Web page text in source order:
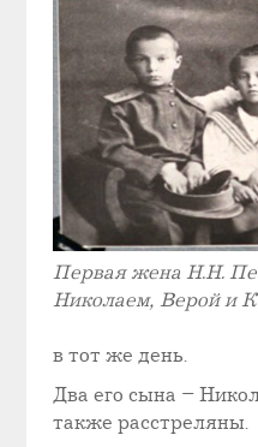
Первая жена Н.Н.
Николаем, Верой и
в тот же день.
Два его сына –
также расстреляны.